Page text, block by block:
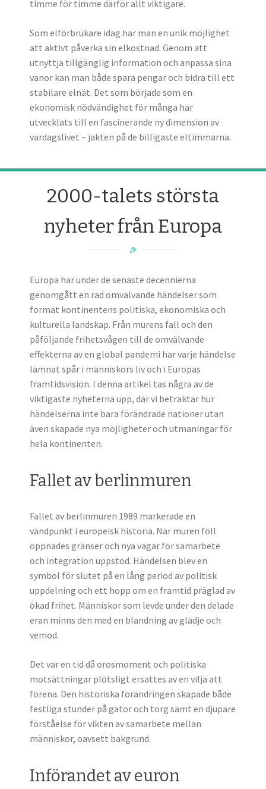
timme för timme därför allt viktigare.
Som elförbrukare idag har man en unik möjlighet
att aktivt påverka sin elkostnad. Genom att
utnyttja tillgänglig information och anpassa sina
vanor kan man både spara pengar och bidra till ett
stabilare elnät. Det som började som en
ekonomisk nödvändighet för många har
utvecklats till en fascinerande ny dimension av
vardagslivet – jakten på de billigaste eltimmarna.
2000-talets största
nyheter från Europa
Europa har under de senaste decennierna
genomgått en rad omvälvande händelser som
format kontinentens politiska, ekonomiska och
kulturella landskap. Från murens fall och den
påföljande frihetsvågen till de omvälvande
effekterna av en global pandemi har varje händelse
lämnat spår i människors liv och i Europas
framtidsvision. I denna artikel tas några av de
viktigaste nyheterna upp, där vi betraktar hur
händelserna inte bara förändrade nationer utan
även skapade nya möjligheter och utmaningar för
hela kontinenten.
Fallet av berlinmuren
Fallet av berlinmuren 1989 markerade en
vändpunkt i europeisk historia. När muren föll
öppnades gränser och nya vägar för samarbete
och integration uppstod. Händelsen blev en
symbol för slutet på en lång period av politisk
uppdelning och ett hopp om en framtid präglad av
ökad frihet. Människor som levde under den delade
eran minns den med en blandning av glädje och
vemod.
Det var en tid då orosmoment och politiska
motsättningar plötsligt ersattes av en vilja att
förena. Den historiska förändringen skapade både
festliga stunder på gator och torg samt en djupare
förståelse för vikten av samarbete mellan
människor, oavsett bakgrund.
Införandet av euron